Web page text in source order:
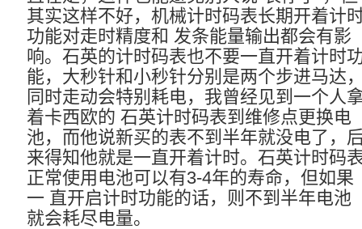
其实这样不好，机械计时码表长期开着计
功能对走时精度和 发条能量输出都会有影
响。石英的计时码表也不要一直开着计时
能，大秒针和小秒针分别是两个步进马达
同时走动会特别耗电，我曾经见到一个人
着卡西欧的 石英计时码表到维修点更换电
池，而他说新买的表不到半年就没电了，
来得知他就是一直开着计时。石英计时码
正常使用电池可以有3-4年的寿命，但如果
一 直开启计时功能的话，则不到半年电池
就会耗尽电量。